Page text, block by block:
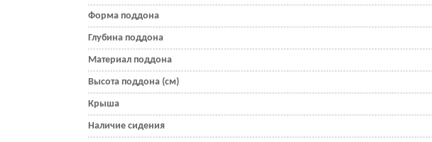
Форма поддона
Глубина поддона
Материал поддона
Высота поддона (см)
Крыша
Наличие сидения